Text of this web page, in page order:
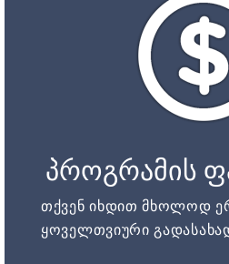
პროგრამის
თქვენ იხდით მხოლოდ
ყოველთვიური